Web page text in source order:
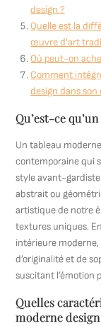
design ?
Quelle est la
œuvre d’art
Où peut-on
Comment
design dans son
Qu’est-ce
Un tableau
contemporaine qui
style avant-
abstrait ou
artistique de notre
textures uniques.
intérieure
d’originalité et de
suscitant l’émotion
Quelles
moderne